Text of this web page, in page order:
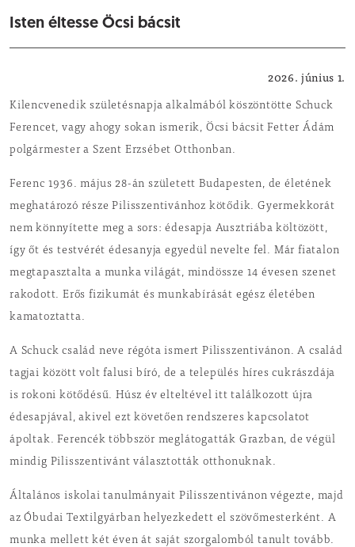
Isten éltesse Öcsi bácsit
2026. június 1.
Kilencvenedik születésnapja alkalmából köszöntötte Schuck
Ferencet, vagy ahogy sokan ismerik, Öcsi bácsit Fetter Ádám
polgármester a Szent Erzsébet Otthonban.
Ferenc 1936. május 28-án született Budapesten, de életének
meghatározó része Pilisszentivánhoz kötődik. Gyermekkorát
nem könnyítette meg a sors: édesapja Ausztriába költözött,
így őt és testvérét édesanyja egyedül nevelte fel. Már fiatalon
megtapasztalta a munka világát, mindössze 14 évesen szenet
rakodott. Erős fizikumát és munkabírását egész életében
kamatoztatta.
A Schuck család neve régóta ismert Pilisszentivánon. A család
tagjai között volt falusi bíró, de a település híres cukrászdája
is rokoni kötődésű. Húsz év elteltével itt találkozott újra
édesapjával, akivel ezt követően rendszeres kapcsolatot
ápoltak. Ferencék többször meglátogatták Grazban, de végül
mindig Pilisszentivánt választották otthonuknak.
Általános iskolai tanulmányait Pilisszentivánon végezte, majd
az Óbudai Textilgyárban helyezkedett el szövőmesterként. A
munka mellett két éven át saját szorgalomból tanult tovább.